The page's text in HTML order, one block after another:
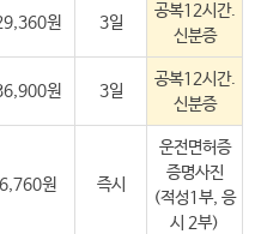
원 3일
공복12시간.
신분증
원 3일
공복12시간.
신분증
6,760원 즉시
운전면허증
증명사진
(적성1부, 응
시 2부)